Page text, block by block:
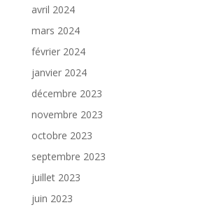
avril 2024
mars 2024
février 2024
janvier 2024
décembre 2023
novembre 2023
octobre 2023
septembre 2023
juillet 2023
juin 2023